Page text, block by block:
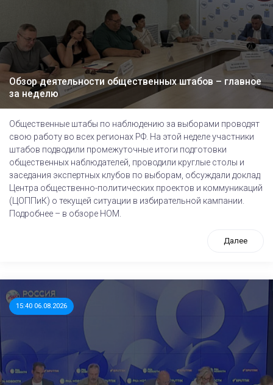
Обзор деятельности общественных штабов – главное
за неделю
Общественные штабы по наблюдению за выборами проводят
свою работу во всех регионах РФ. На этой неделе участники
штабов подводили промежуточные итоги подготовки
общественных наблюдателей, проводили круглые столы и
заседания экспертных клубов по выборам, обсуждали доклад
Центра общественно-политических проектов и коммуникаций
(ЦОППиК) о текущей ситуации в избирательной кампании.
Подробнее – в обзоре НОМ.
Далее
15:40 06.08.2026